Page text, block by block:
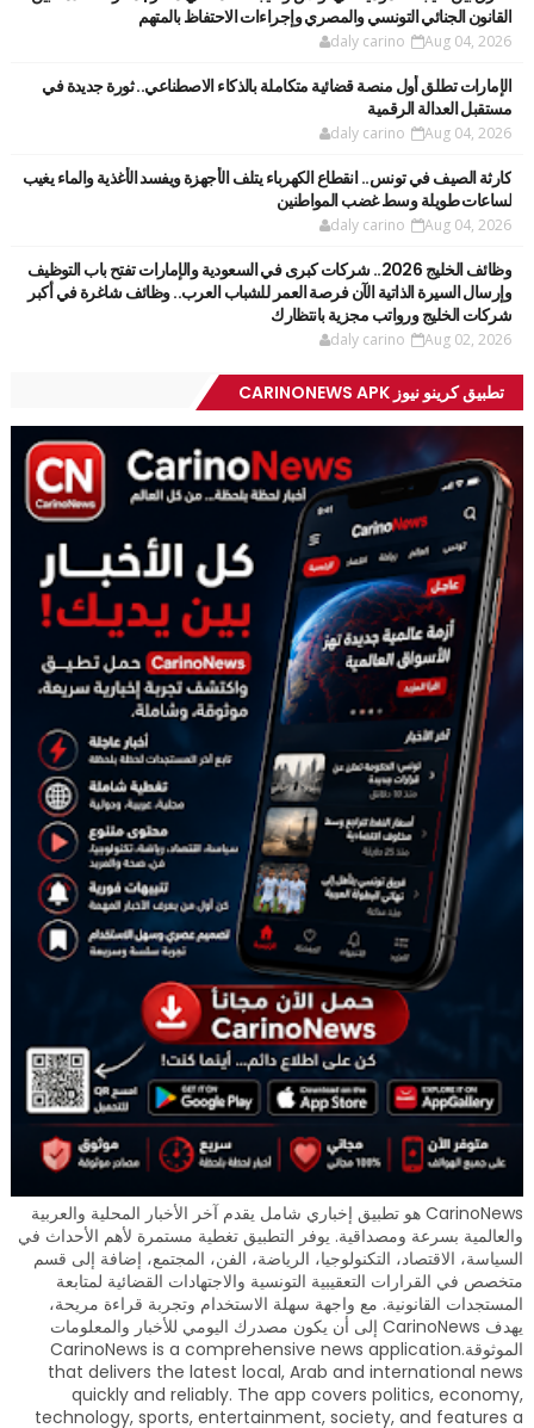
القانون الجنائي التونسي والمصري وإجراءات الاحتفاظ بالمتهم
daly carino Aug 04, 2026
الإمارات تطلق أول منصة قضائية متكاملة بالذكاء الاصطناعي.. ثورة جديدة في
مستقبل العدالة الرقمية
daly carino Aug 04, 2026
كارثة الصيف في تونس.. انقطاع الكهرباء يتلف الأجهزة ويفسد الأغذية والماء يغيب
لساعات طويلة وسط غضب المواطنين
daly carino Aug 04, 2026
وظائف الخليج 2026.. شركات كبرى في السعودية والإمارات تفتح باب التوظيف
وإرسال السيرة الذاتية الآن فرصة العمر للشباب العرب.. وظائف شاغرة في أكبر
شركات الخليج ورواتب مجزية بانتظارك
daly carino Aug 02, 2026
تطبيق كرينو نيوز CARINONEWS APK
CarinoNews هو تطبيق إخباري شامل يقدم آخر الأخبار المحلية والعربية
والعالمية بسرعة ومصداقية. يوفر التطبيق تغطية مستمرة لأهم الأحداث في
السياسة، الاقتصاد، التكنولوجيا، الرياضة، الفن، المجتمع، إضافة إلى قسم
متخصص في القرارات التعقيبية التونسية والاجتهادات القضائية لمتابعة
المستجدات القانونية. مع واجهة سهلة الاستخدام وتجربة قراءة مريحة،
يهدف CarinoNews إلى أن يكون مصدرك اليومي للأخبار والمعلومات
الموثوقة.CarinoNews is a comprehensive news application
that delivers the latest local, Arab and international news
quickly and reliably. The app covers politics, economy,
technology, sports, entertainment, society, and features a